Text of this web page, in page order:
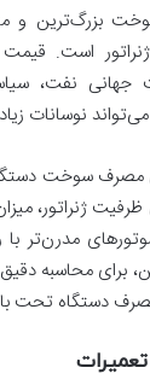
بزرگ‌ترین و
است.
جهانی نفت،
نوسانات
مصرف سوخت
ژنراتور،
مدرن‌تر
برای محاسبه
دستگاه تحت